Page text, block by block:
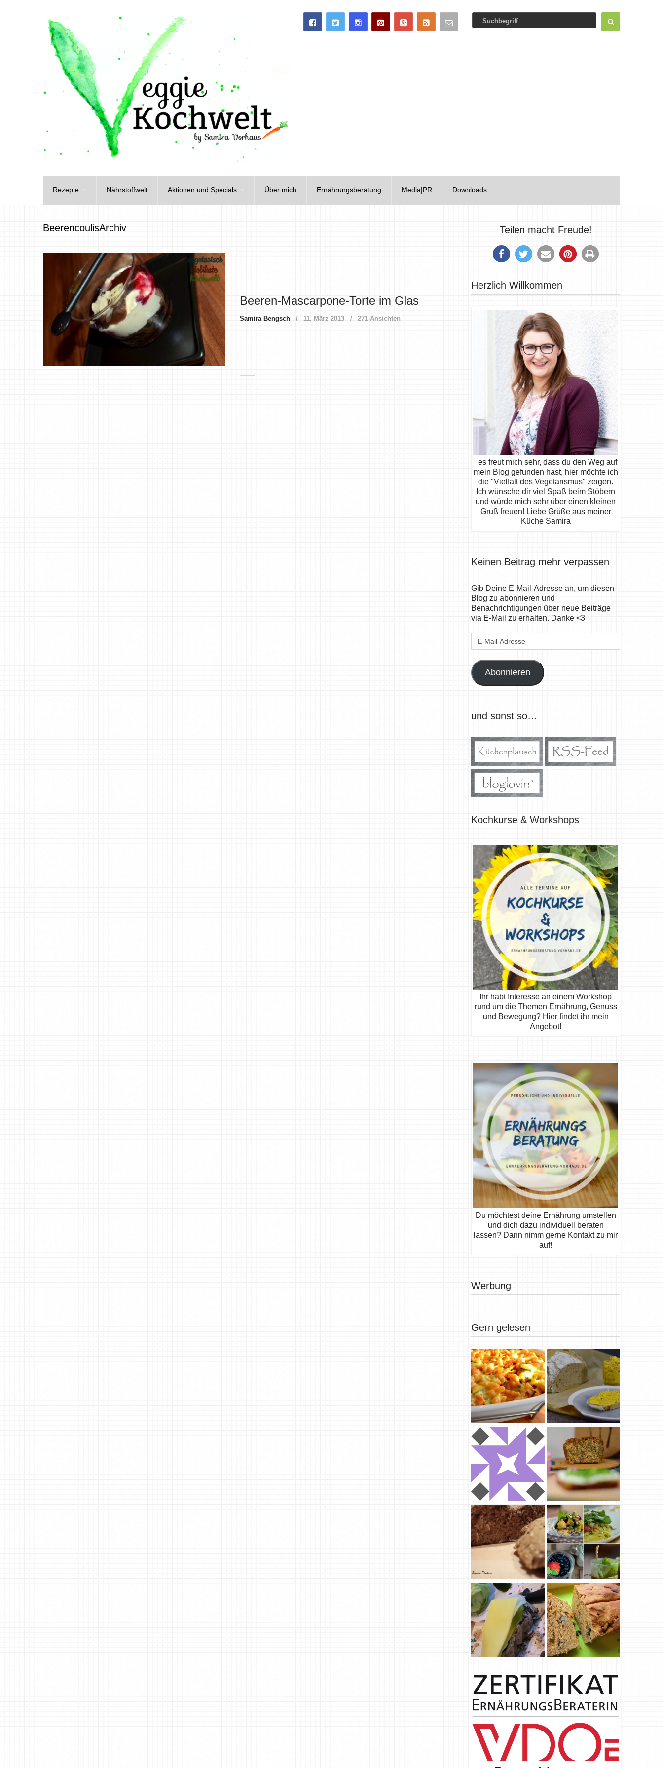
Rezepte Nährstoffwelt Aktionen und Specials Über mich Ernährungsberatung Media|PR Downloads
BeerencoulisArchiv
Beeren-Mascarpone-Torte im Glas
Samira Bengsch 11. März 2013 271 Ansichten
Teilen macht Freude!
Herzlich Willkommen
es freut mich sehr, dass du den Weg auf
mein Blog gefunden hast, hier möchte ich
die "Vielfalt des Vegetarismus" zeigen.
Ich wünsche dir viel Spaß beim Stöbern
und würde mich sehr über einen kleinen
Gruß freuen! Liebe Grüße aus meiner
Küche Samira
Keinen Beitrag mehr verpassen
Gib Deine E-Mail-Adresse an, um diesen
Blog zu abonnieren und
Benachrichtigungen über neue Beiträge
via E-Mail zu erhalten. Danke <3
E-
Abonnieren
und sonst so…
Kochkurse & Workshops
Ihr habt Interesse an einem Workshop
rund um die Themen Ernährung, Genuss
und Bewegung? Hier findet ihr mein
Angebot!
Du möchtest deine Ernährung umstellen
und dich dazu individuell beraten
lassen? Dann nimm gerne Kontakt zu mir
auf!
Werbung
Gern gelesen